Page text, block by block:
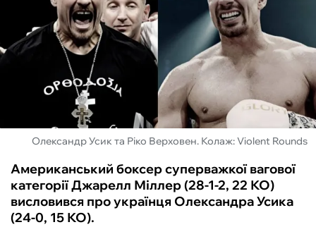
ФУТЗАЛ
БУКМЕКЕРИ
Олександр Усик та Ріко Верховен. Колаж: Violent Rounds
Американський боксер суперважкої вагової
категорії Джарелл Міллер (28-1-2, 22 КО)
висловився про українця Олександра Усика
(24-0, 15 КО).